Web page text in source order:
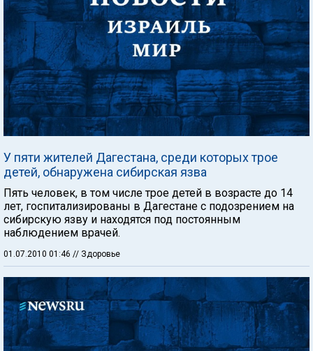
У пяти жителей Дагестана, среди которых трое
детей, обнаружена сибирская язва
Пять человек, в том числе трое детей в возрасте до 14
лет, госпитализированы в Дагестане с подозрением на
сибирскую язву и находятся под постоянным
наблюдением врачей.
01.07.2010 01:46 // Здоровье